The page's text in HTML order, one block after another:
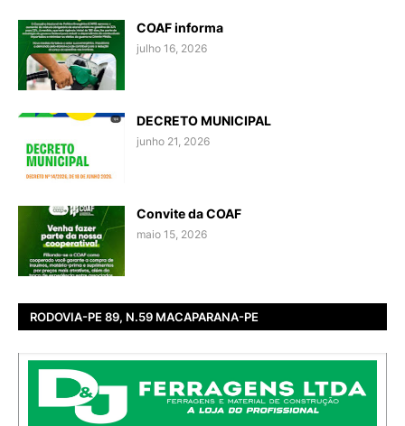
COAF informa
julho 16, 2026
DECRETO MUNICIPAL
junho 21, 2026
Convite da COAF
maio 15, 2026
RODOVIA-PE 89, N.59 MACAPARANA-PE